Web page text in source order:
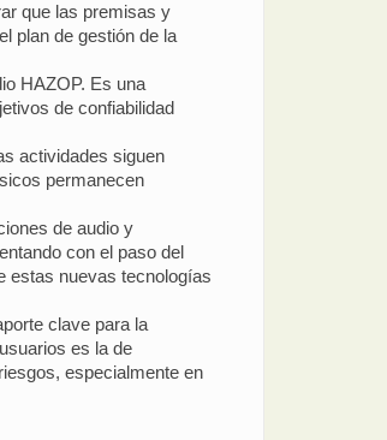
que las premisas y
plan de gestión de la
HAZOP. Es una
de confiabilidad
actividades siguen
permanecen
de audio y
con el paso del
estas nuevas tecnologías
clave para la
es la de
especialmente en